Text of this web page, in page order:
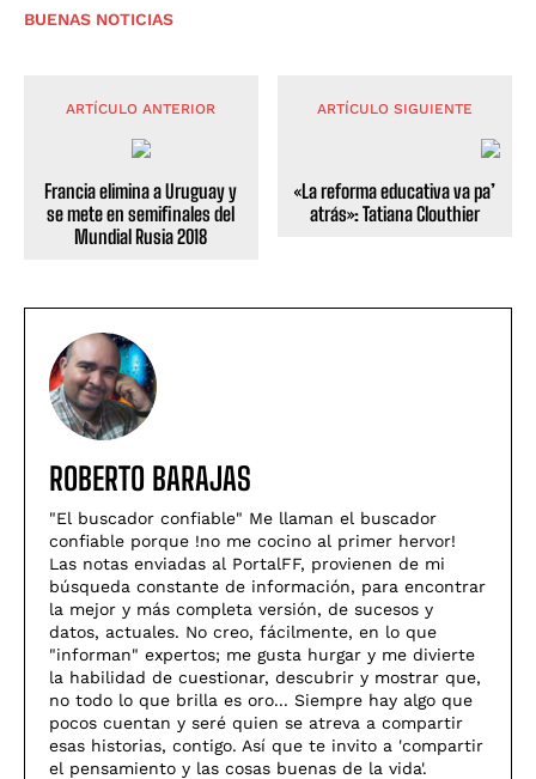
BUENAS NOTICIAS
ARTÍCULO ANTERIOR
Francia elimina a Uruguay y
se mete en semifinales del
Mundial Rusia 2018
ARTÍCULO SIGUIENTE
«La reforma educativa va pa’
atrás»: Tatiana Clouthier
ROBERTO BARAJAS
"El buscador confiable" Me llaman el buscador
confiable porque !no me cocino al primer hervor!
Las notas enviadas al PortalFF, provienen de mi
búsqueda constante de información, para encontrar
la mejor y más completa versión, de sucesos y
datos, actuales. No creo, fácilmente, en lo que
"informan" expertos; me gusta hurgar y me divierte
la habilidad de cuestionar, descubrir y mostrar que,
no todo lo que brilla es oro... Siempre hay algo que
pocos cuentan y seré quien se atreva a compartir
esas historias, contigo. Así­ que te invito a 'compartir
el pensamiento y las cosas buenas de la vida'.